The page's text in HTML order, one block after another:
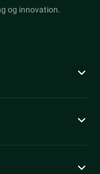
og innovation.